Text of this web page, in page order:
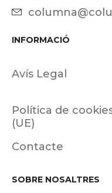
INFORMACIÓ
Avís Legal
Política de
(UE)
Contacte
SOBRE NOSALTRES